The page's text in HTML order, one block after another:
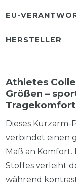
EU-
HERSTELLER
Athletes
Größen –
Tragekomfort
Dieses
verbindet einen
Maß an
Stoffes verleiht
während